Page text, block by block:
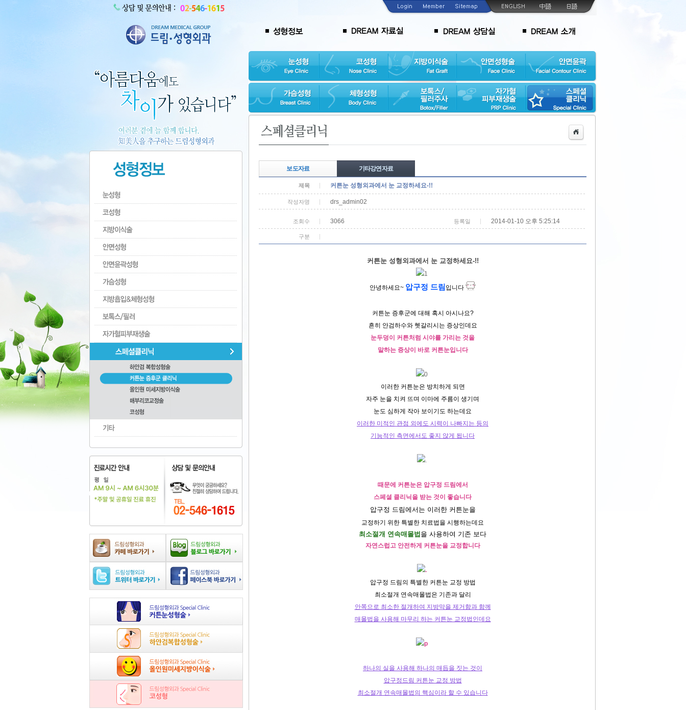
보도자료 기타강연자료
제목 커튼눈 성형외과에서 눈 교정하세요-!!
작성자명 drs_admin02
조회수 3066 등록일 2014-01-10 오후 5:25:14
구분
커튼눈 성형외과에서 눈 교정하세요-!!
안녕하세요~ 압구정 드림 입니다
커튼눈 증후군에 대해 혹시 아시나요?
흔히 안검하수와 헷갈리시는 증상인데요
눈두덩이 커튼처럼 시야를 가리는 것을
말하는 증상이 바로 커튼눈입니다
이러한 커튼눈은 방치하게 되면
자주 눈을 치켜 뜨며 이마에 주름이 생기며
눈도 심하게 작아 보이기도 하는데요
이러한 미적인 관점 외에도 시력이 나빠지는 등의
기능적인 측면에서도 좋지 않게 됩니다
때문에 커튼눈은 압구정 드림에서
스페셜 클리닉을 받는 것이 좋습니다
압구정 드림에서는 이러한 커튼눈을
교정하기 위한 특별한 치료법을 시행하는데요
최소절개 연속매몰법 을 사용하여 기존 보다
자연스럽고 안전하게 커튼눈을 교정합니다
압구정 드림의 특별한 커튼눈 교정 방법
최소절개 연속매몰법은 기존과 달리
안쪽으로 최소한 절개하여 지방막을 제거함과 함께
매몰법을 사용해 마무리 하는 커튼눈 교정법인데요
하나의 실을 사용해 하나의 매듭을 짓는 것이
압구정드림 커튼눈 교정 방법
최소절개 연속매몰법의 핵심이라 할 수 있습니다